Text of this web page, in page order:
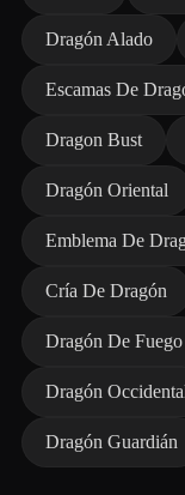
Dragón Alado
Escamas De
Dragon Bust
Dragón Oriental
Emblema De
Cría De Dragón
Dragón De Fuego
Dragón
Dragón Guardián